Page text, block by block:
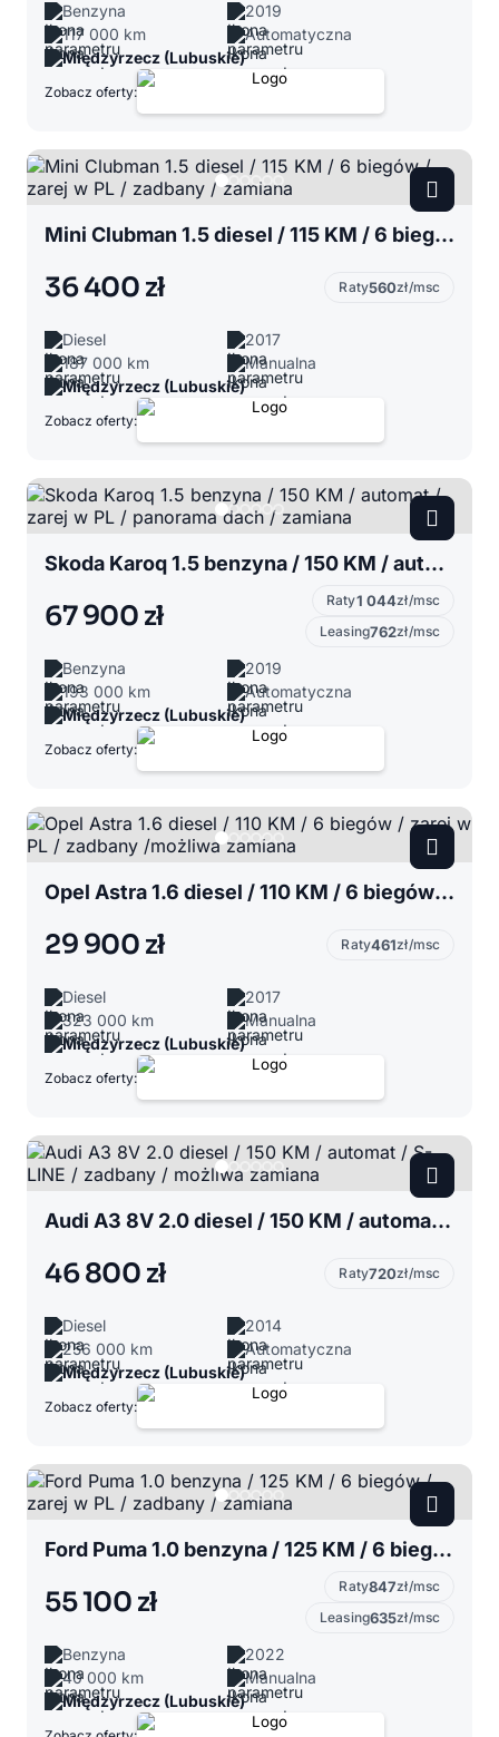
Benzyna
2019
117 000 km
Automatyczna
Międzyrzecz (Lubuskie)
Zobacz oferty:
Mini Clubman 1.5 diesel / 115 KM / 6 biegów / zarej w PL / zadbany / zamiana
36 400 zł Raty560zł/msc
Diesel
2017
187 000 km
Manualna
Międzyrzecz (Lubuskie)
Zobacz oferty:
Skoda Karoq 1.5 benzyna / 150 KM / automat / zarej w PL / panorama dach / zamiana
67 900 zł Raty1 044zł/msc
Leasing762zł/msc
Benzyna
2019
193 000 km
Automatyczna
Międzyrzecz (Lubuskie)
Zobacz oferty:
Opel Astra 1.6 diesel / 110 KM / 6 biegów / zarej w PL / zadbany /możliwa zamiana
29 900 zł Raty461zł/msc
Diesel
2017
323 000 km
Manualna
Międzyrzecz (Lubuskie)
Zobacz oferty:
Audi A3 8V 2.0 diesel / 150 KM / automat / S- LINE / zadbany / możliwa zamiana
46 800 zł Raty720zł/msc
Diesel
2014
256 000 km
Automatyczna
Międzyrzecz (Lubuskie)
Zobacz oferty:
Ford Puma 1.0 benzyna / 125 KM / 6 biegów / zarej w PL / zadbany / zamiana
55 100 zł Raty847zł/msc
Leasing635zł/msc
Benzyna
2022
40 000 km
Manualna
Międzyrzecz (Lubuskie)